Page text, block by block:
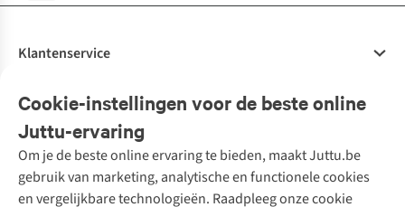
Cookie-instellingen voor de beste online
Juttu-ervaring
Om je de beste online ervaring te bieden, maakt Juttu.be
gebruik van marketing, analytische en functionele cookies
en vergelijkbare technologieën. Raadpleeg onze cookie
Klantenservice
Bestellen
Betalen
10% studentenkorting
Klarna - achteraf betalen
Levering
Onze diensten
Tweedehands - ReJUsed
Kledingatelier
Personal shopping
Juttu
Over ons